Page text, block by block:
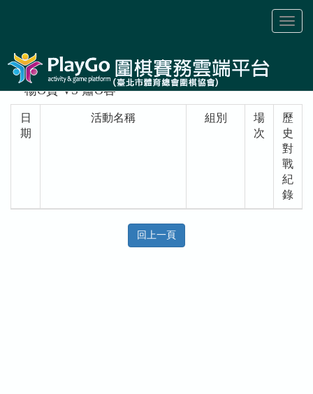
Toggle
楊O賁 VS 蕭O容
日
期
活動名稱 組別
場
次
歷
史
對
戰
紀
錄
回上一頁